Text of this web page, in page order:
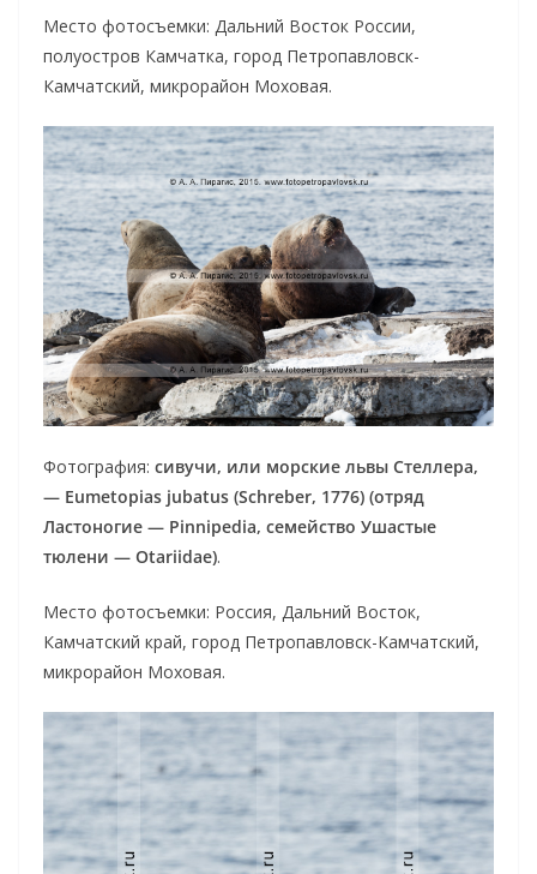
Место фотосъемки: Дальний Восток России,
полуостров Камчатка, город Петропавловск-
Камчатский, микрорайон Моховая.
Фотография: сивучи, или морские львы Стеллера,
— Eumetopias jubatus (Schreber, 1776) (отряд
Ластоногие — Pinnipedia, семейство Ушастые
тюлени — Otariidae).
Место фотосъемки: Россия, Дальний Восток,
Камчатский край, город Петропавловск-Камчатский,
микрорайон Моховая.